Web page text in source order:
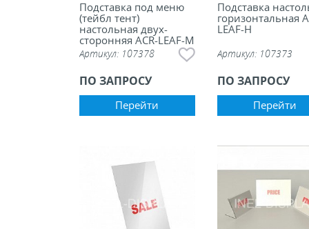
Подставка под меню
(тейбл тент)
настольная двух-
сторонняя ACR-LEAF-M
Артикул: 107378
ПО ЗАПРОСУ
Перейти
Подставка
горизонтальная
LEAF-H
Артикул: 107373
ПО ЗАПРОСУ
Перейти